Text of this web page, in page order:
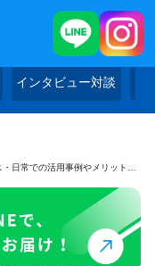
インタビュー対談
活用事例やメリット、注意点を紹介！